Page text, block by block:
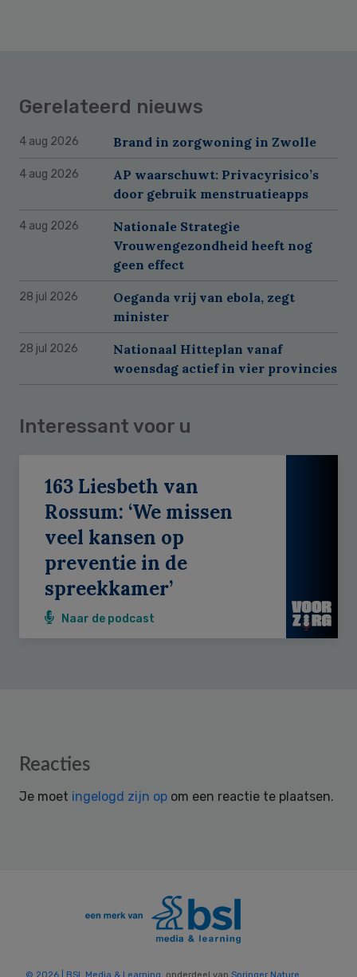
Gerelateerd nieuws
4 aug 2026 Brand in zorgwoning in Zwolle
4 aug 2026
AP waarschuwt: Privacyrisico’s
door gebruik menstruatieapps
4 aug 2026
Nationale Strategie
Vrouwengezondheid heeft nog
geen effect
28 jul 2026
Oeganda vrij van ebola, zegt
minister
28 jul 2026
Nationaal Hitteplan vanaf
woensdag actief in vier provincies
Interessant voor u
163 Liesbeth van
Rossum: ‘We missen
veel kansen op
preventie in de
spreekkamer’
Naar de podcast
Reader
Reacties
Je moet ingelogd zijn op om een reactie te plaatsen.
© 2026 | BSL Media & Learning , onderdeel van Springer Nature